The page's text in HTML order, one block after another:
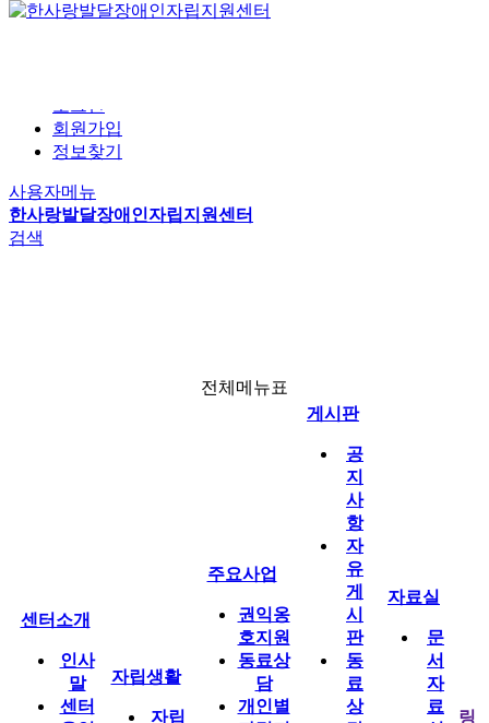
본문 바로가기
로그인
회원가입
정보찾기
사용자메뉴
한사랑발달장애인자립지원센터
검색
자립생활
자립생활이란
탈시설자립지원
문서자료실
사진자료실
전체메뉴표
센터소개
인사
말
센터
자립생활
자립
주요사업
권익옹
호지원
동료상
담
개인별
게시판
공
지
사
항
자
유
게
시
판
동
료
상
자료실
문
서
자
료
링